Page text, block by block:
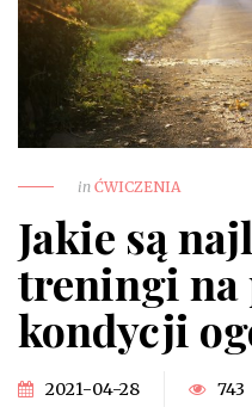
in ĆWICZENIA
Jakie są
treningi na
kondycji
2021-04-28 743